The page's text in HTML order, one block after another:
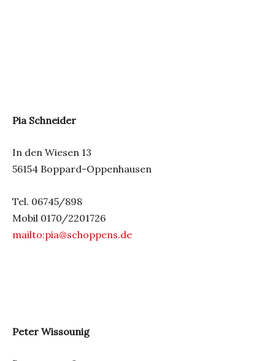
Pia Schneider
In den Wiesen 13
56154 Boppard-Oppenhausen
Tel. 06745/898
Mobil 0170/2201726
mailto:pia@schoppens.de
Peter Wissounig